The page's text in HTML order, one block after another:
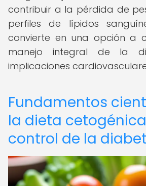
contribuir a la pérdida de
perfiles de lípidos
convierte en una opción a
manejo integral de la
implicaciones
Fundamentos
la dieta
control de la